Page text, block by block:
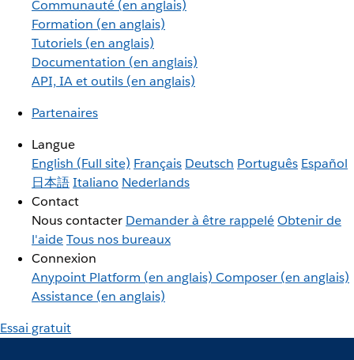
Communauté (en anglais)
Formation (en anglais)
Tutoriels (en anglais)
Documentation (en anglais)
API, IA et outils (en anglais)
Partenaires
Langue
English (Full site) Français Deutsch Português Español
日本語Italiano Nederlands
Contact
Nous contacter Demander à être rappeléObtenir de
l'aideTous nos bureaux
Connexion
Anypoint Platform (en anglais) Composer (en anglais)
Assistance (en anglais)
Essai gratuit